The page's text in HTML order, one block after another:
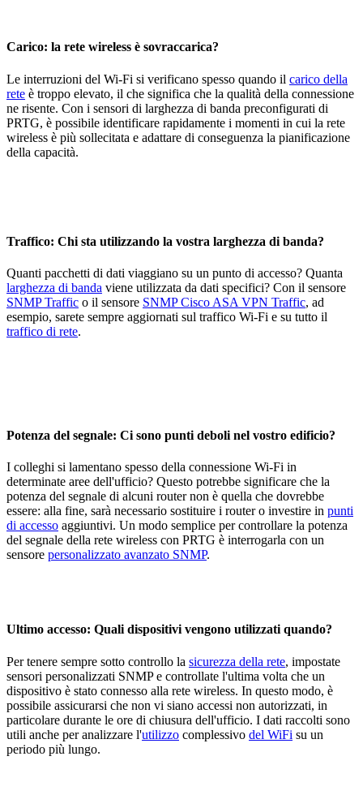
Carico: la rete wireless è sovraccarica?
Le interruzioni del Wi-Fi si verificano spesso quando il carico della
rete è troppo elevato, il che significa che la qualità della connessione
ne risente. Con i sensori di larghezza di banda preconfigurati di
PRTG, è possibile identificare rapidamente i momenti in cui la rete
wireless è più sollecitata e adattare di conseguenza la pianificazione
della capacità.
Traffico: Chi sta utilizzando la vostra larghezza di banda?
Quanti pacchetti di dati viaggiano su un punto di accesso? Quanta
larghezza di banda viene utilizzata da dati specifici? Con il sensore
SNMP Traffic o il sensore SNMP Cisco ASA VPN Traffic, ad
esempio, sarete sempre aggiornati sul traffico Wi-Fi e su tutto il
traffico di rete.
Potenza del segnale: Ci sono punti deboli nel vostro edificio?
I colleghi si lamentano spesso della connessione Wi-Fi in
determinate aree dell'ufficio? Questo potrebbe significare che la
potenza del segnale di alcuni router non è quella che dovrebbe
essere: alla fine, sarà necessario sostituire i router o investire in punti
di accesso aggiuntivi. Un modo semplice per controllare la potenza
del segnale della rete wireless con PRTG è interrogarla con un
sensore personalizzato avanzato SNMP.
Ultimo accesso: Quali dispositivi vengono utilizzati quando?
Per tenere sempre sotto controllo la sicurezza della rete, impostate
sensori personalizzati SNMP e controllate l'ultima volta che un
dispositivo è stato connesso alla rete wireless. In questo modo, è
possibile assicurarsi che non vi siano accessi non autorizzati, in
particolare durante le ore di chiusura dell'ufficio. I dati raccolti sono
utili anche per analizzare l'utilizzo complessivo del WiFi su un
periodo più lungo.